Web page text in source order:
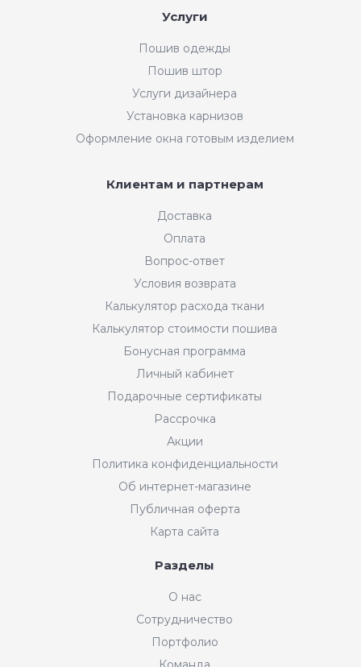
Услуги
Пошив одежды
Пошив штор
Услуги дизайнера
Установка карнизов
Оформление окна готовым изделием
Клиентам и партнерам
Доставка
Оплата
Вопрос-ответ
Условия возврата
Калькулятор расхода ткани
Калькулятор стоимости пошива
Бонусная программа
Личный кабинет
Подарочные сертификаты
Рассрочка
Акции
Политика конфиденциальности
Об интернет-магазине
Публичная оферта
Карта сайта
Разделы
О нас
Сотрудничество
Портфолио